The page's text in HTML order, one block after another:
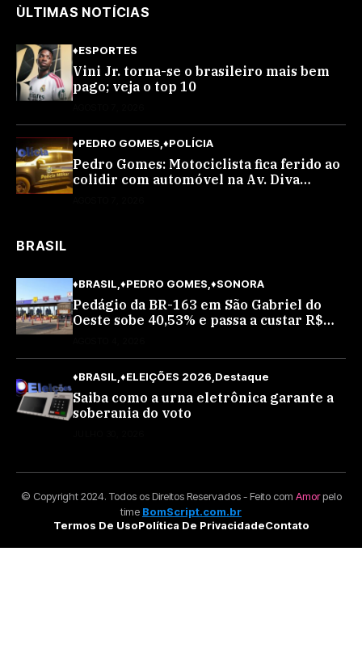
ÙLTIMAS NOTÍCIAS
♦ESPORTES
Vini Jr. torna-se o brasileiro mais bem
pago; veja o top 10
♦PEDRO GOMES ♦POLÍCIA
Pedro Gomes: Motociclista fica ferido ao
colidir com automóvel na Av. Diva
BRASIL
♦BRASIL ♦PEDRO GOMES ♦SONORA
Pedágio da BR-163 em São Gabriel do
Oeste sobe 40,53% e passa a custar R$
♦BRASIL ♦ELEIÇÕES 2026 Destaque
Saiba como a urna eletrônica garante a
soberania do voto
© Copyright 2024. Todos os Direitos Reservados - Feito com Amorpelo
time BomScript.com.br
Termos De UsoPolítica De PrivacidadeContato